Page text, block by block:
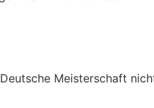
Meisterschaft